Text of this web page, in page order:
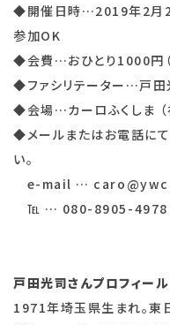
◆開催日時…2019年2月
参加OK
◆会費…おひとり1000円（
◆ファシリテーター…戸田
◆会場…カーロふくしま
◆メールまたはお電話にて
い。
e-mail …
℡ … 080-8905-4978（
戸田光司さんプロフィール
1971年埼玉県生まれ。